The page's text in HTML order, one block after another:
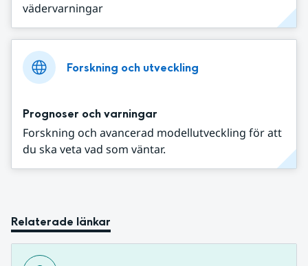
vädervarningar
Forskning och utveckling
Prognoser och varningar
Forskning och avancerad modellutveckling för att
du ska veta vad som väntar.
Relaterade länkar